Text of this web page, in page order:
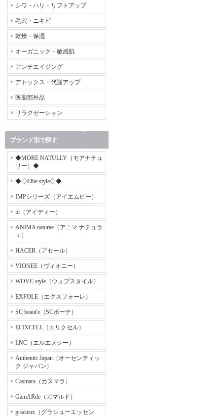
シワ・ハリ・リフトアップ
毛穴・ニキビ
乾燥・保湿
オーガニック・敏感肌
アンチエイジング
デトックス・代謝アップ
医薬部外品
リラクゼーション
ブランド別で探す
◆MORE NATULLY（モアナチュ
リー）◆
◆◇Elite style◇◆
IMPシリーズ（アイエムピー）
id（アイディー）
ANIMA naturae（アニマ ナチュラ
エ）
HACER（アセール）
VIONEE（ヴィオニー）
WOVE-style（ウォブスタイル）
EXFOLE（エクスフォーレ）
SC beaut'e（SCボーテ）
ELIXCELL（エリクセル）
LNC（エルエヌシー）
Authentic Japan（オーセンティッ
ク ジャパン）
Casmara（カスマラ）
GamARde（ガマルド）
gracieux（グラシューエッセン